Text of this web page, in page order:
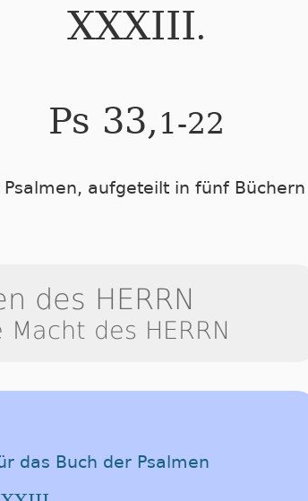
XXXIII.
Ps 33, 1-22
Psalmen, aufgeteilt in fünf Büchern
des HER­RN
des HER­RN
das Buch der Psalmen